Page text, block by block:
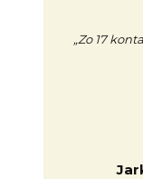
„Zo 17